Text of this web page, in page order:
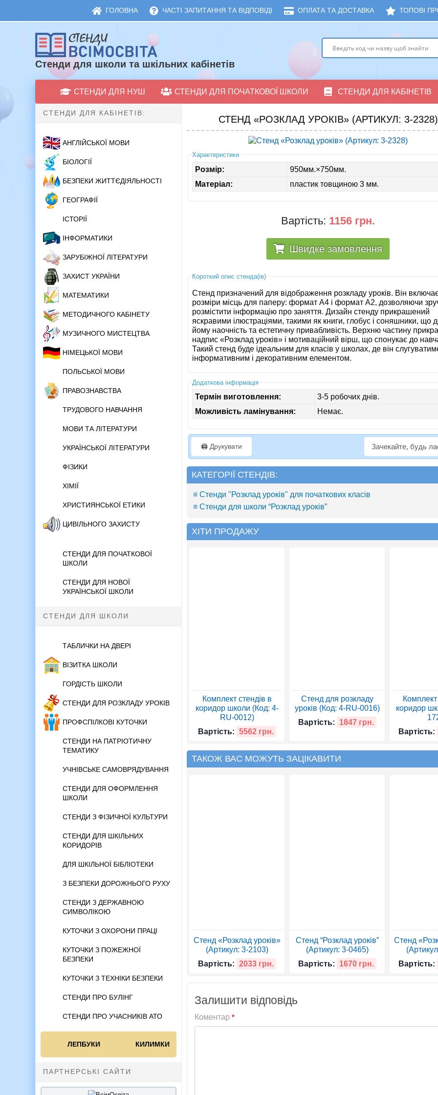
ГОЛОВНА ЧАСТІ ЗАПИТАННЯ ТА ВІДПОВІДІ ОПЛАТА ТА ДОСТАВКА ТОПОВІ
Стенди для школи та шкільних кабінетів
СТЕНДИ ДЛЯ НУШ СТЕНДИ ДЛЯ ПОЧАТКОВОЇ ШКОЛИ СТЕНДИ ДЛЯ КАБІНЕТІВ
СТЕНДИ ДЛЯ КАБІНЕТІВ:
АНГЛІЙСЬКОЇ МОВИ
БІОЛОГІЇ
БЕЗПЕКИ ЖИТТЄДІЯЛЬНОСТІ
ГЕОГРАФІЇ
ІСТОРІЇ
ІНФОРМАТИКИ
ЗАРУБІЖНОЇ ЛІТЕРАТУРИ
ЗАХИСТ УКРАЇНИ
МАТЕМАТИКИ
МЕТОДИЧНОГО КАБІНЕТУ
МУЗИЧНОГО МИСТЕЦТВА
НІМЕЦЬКОЇ МОВИ
ПОЛЬСЬКОЇ МОВИ
ПРАВОЗНАВСТВА
ТРУДОВОГО НАВЧАННЯ
МОВИ ТА ЛІТЕРАТУРИ
УКРАЇНСЬКОЇ ЛІТЕРАТУРИ
ФІЗИКИ
ХІМІЇ
ХРИСТИЯНСЬКОЇ ЕТИКИ
ЦИВІЛЬНОГО ЗАХИСТУ
СТЕНДИ ДЛЯ ПОЧАТКОВОЇ
ШКОЛИ
СТЕНДИ ДЛЯ НОВОЇ
УКРАЇНСЬКОЇ ШКОЛИ
СТЕНДИ ДЛЯ ШКОЛИ
ТАБЛИЧКИ НА ДВЕРІ
ВІЗИТКА ШКОЛИ
ГОРДІСТЬ ШКОЛИ
СТЕНДИ ДЛЯ РОЗКЛАДУ УРОКІВ
ПРОФСПІЛКОВІ КУТОЧКИ
СТЕНДИ НА ПАТРІОТИЧНУ
ТЕМАТИКУ
УЧНІВСЬКЕ САМОВРЯДУВАННЯ
СТЕНДИ ДЛЯ ОФОРМЛЕННЯ
ШКОЛИ
СТЕНДИ З ФІЗИЧНОЇ КУЛЬТУРИ
СТЕНДИ ДЛЯ ШКІЛЬНИХ
КОРИДОРІВ
ДЛЯ ШКІЛЬНОЇ БІБЛІОТЕКИ
З БЕЗПЕКИ ДОРОЖНЬОГО РУХУ
СТЕНДИ З ДЕРЖАВНОЮ
СИМВОЛІКОЮ
КУТОЧКИ З ОХОРОНИ ПРАЦІ
КУТОЧКИ З ПОЖЕЖНОЇ
БЕЗПЕКИ
КУТОЧКИ З ТЕХНІКИ БЕЗПЕКИ
СТЕНДИ ПРО БУЛІНГ
СТЕНДИ ПРО УЧАСНИКІВ АТО
ЛЕПБУКИ КИЛИМКИ
ПАРТНЕРСЬКІ САЙТИ
СТЕНД «РОЗКЛАД УРОКІВ» (АРТИКУЛ: 3-2328)
Характеристики
Розмір:
950мм.×750мм.
Матеріал:
пластик товщиною 3 мм.
Вартість: 1156 грн.
Швидке замовлення
Короткий опис стенда(ів)
Стенд призначений для відображення розкладу уроків. Він
розміри місць для паперу: формат A4 і формат A2, дозволяючи
розмістити інформацію про заняття. Дизайн стенду прикрашений
яскравими ілюстраціями, такими як книги, глобус і соняшники, що
йому наочність та естетичну привабливість. Верхню частину
надпис «Розклад уроків» і мотиваційний вірш, що спонукає до
Такий стенд буде ідеальним для класів у школах, де він
інформативним і декоративним елементом.
Додаткова інформація
Термін виготовлення:
3-5 робочих днів.
Можливість ламінування:
Немає.
🖨️ Друкувати Зачекайте, будь
КАТЕГОРІЇ СТЕНДІВ:
≡ Стенди "Розклад уроків" для початкових класів
≡ Стенди для школи “Розклад уроків”
ХІТИ ПРОДАЖУ
Комплект стендів в
коридор школи (Код: 4-
RU-0012)
Вартість: 5562 грн.
Стенд для розкладу
уроків (Код: 4-RU-0016)
Вартість:
1847 грн.
Комплект
коридор
Вартість:
ТАКОЖ ВАС МОЖУТЬ ЗАЦІКАВИТИ
Стенд «Розклад уроків»
(Артикул: 3-2103)
Вартість: 2033 грн.
Стенд “Розклад уроків”
(Артикул: 3-0465)
Вартість:
1670 грн.
Стенд
Вартість:
Залишити відповідь
Коментар *